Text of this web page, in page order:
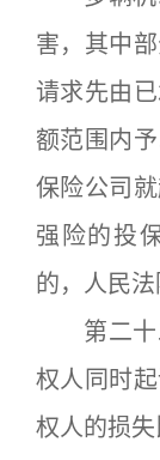
害，其中
请求先由
额范围内
保险公司
强险的投
的，人民法
第二十
权人同时
权人的损失